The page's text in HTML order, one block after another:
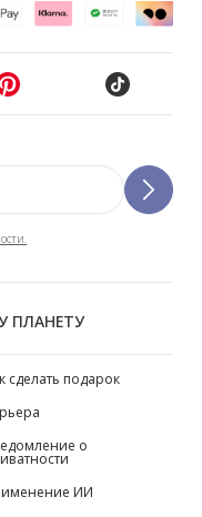
сделать подарок
о
ИИ